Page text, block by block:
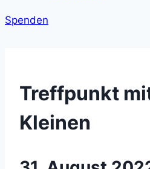
Spenden
Treffpunkt
Kleinen